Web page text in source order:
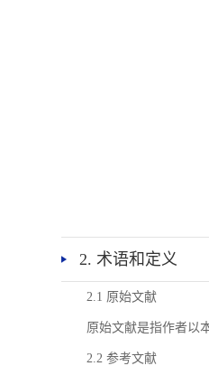
2. 术语和定义
2.1 原始文献
原始文献是指作者以
2.2 参考文献